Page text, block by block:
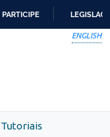
PARTICIPE
ENGLISH
Tutoriais